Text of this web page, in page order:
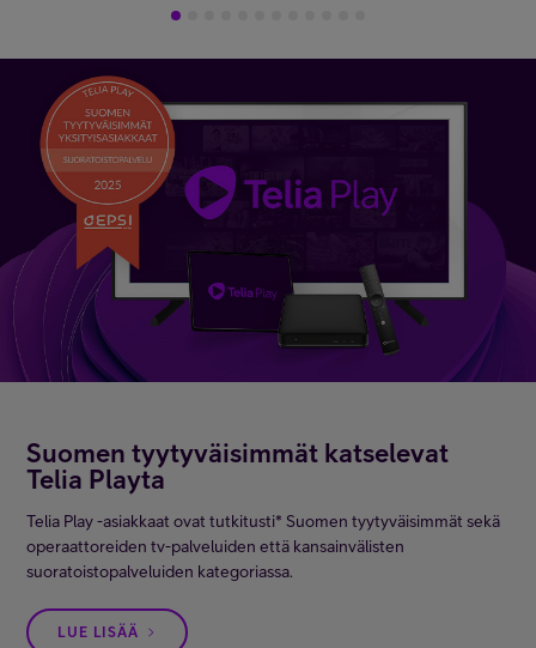
1
Suomen tyytyväisimmät katselevat
Telia Playta
Telia Play -asiakkaat ovat tutkitusti* Suomen tyytyväisimmät sekä
operaattoreiden tv-palveluiden että kansainvälisten
suoratoistopalveluiden kategoriassa.
LUE LISÄÄ